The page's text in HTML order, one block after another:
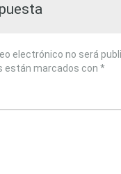
electrónico no será
están marcados con *